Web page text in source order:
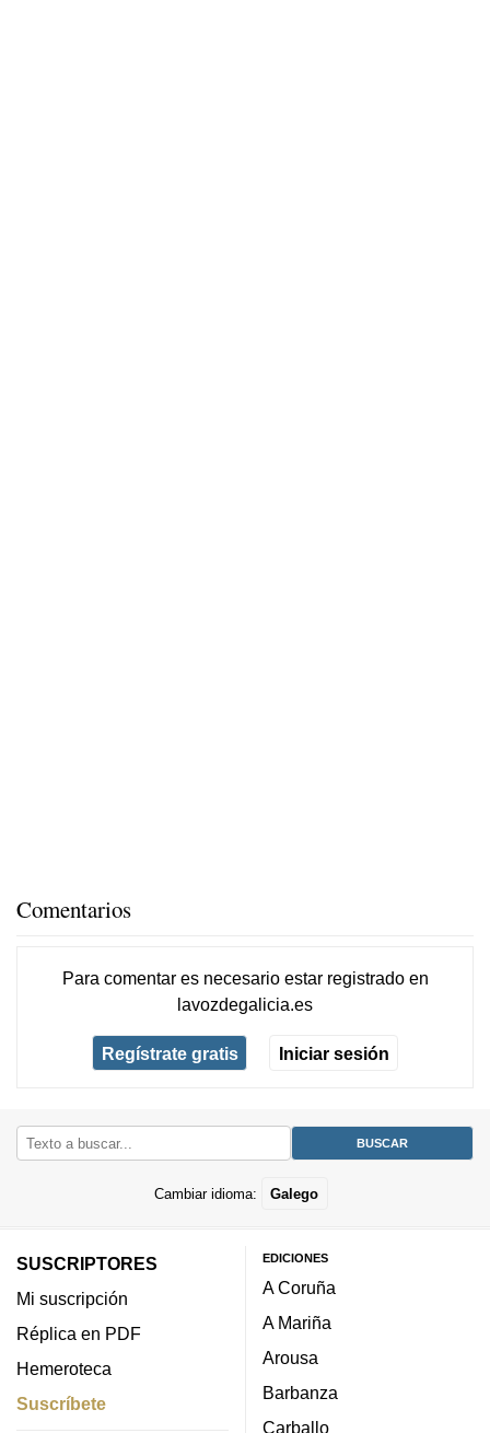
Comentarios
Para comentar es necesario estar registradoen
lavozdegalicia.es
Regístrate gratis Iniciar sesión
Cambiar idioma: Galego
SUSCRIPTORES
Mi suscripción
Réplica en PDF
Hemeroteca
Suscríbete
EDICIONES
A Coruña
A Mariña
Arousa
Barbanza
Carballo